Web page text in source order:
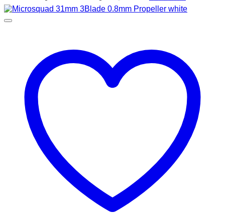
32,45 €.
is:
29,95 €.